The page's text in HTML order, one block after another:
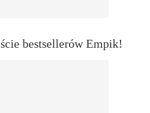
bestsellerów Empik!